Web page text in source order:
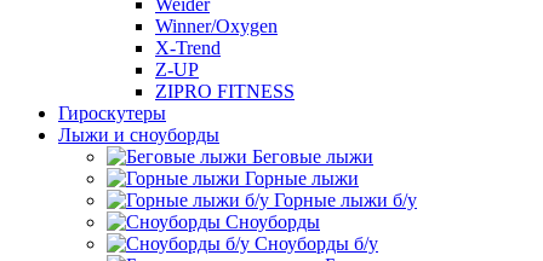
Weider
Winner/Oxygen
X-Trend
Z-UP
ZIPRO FITNESS
Гироскутеры
Лыжи и сноуборды
Беговые лыжи
Горные лыжи
Горные лыжи б/у
Сноуборды
Сноуборды б/у